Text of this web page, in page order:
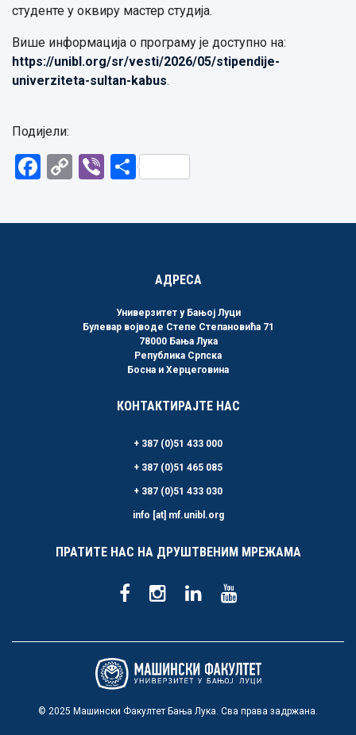
студенте у оквиру мастер студија.
Више информација о програму је доступно на:
https://unibl.org/sr/vesti/2026/05/stipendije-
univerziteta-sultan-kabus.
Подијели:
Facebook
CopyViberShare
АДРЕСА
Универзитет у Бањој Луци
Булевар војводе Степе Степановића 71
78000 Бања Лука
Република Српска
Босна и Херцеговина
КОНТАКТИРАЈТЕ НАС
+ 387 (0)51 433 000
+ 387 (0)51 465 085
+ 387 (0)51 433 030
info [at] mf.unibl.org
ПРАТИТЕ НАС НА ДРУШТВЕНИМ МРЕЖАМА
© 2025 Машински Факултет Бања Лука. Сва права задржана.